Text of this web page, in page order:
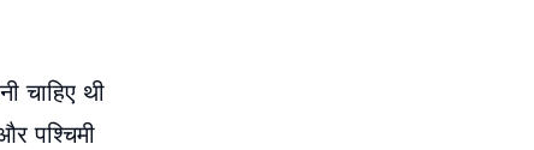
चाहिए थी
पश्चिमी